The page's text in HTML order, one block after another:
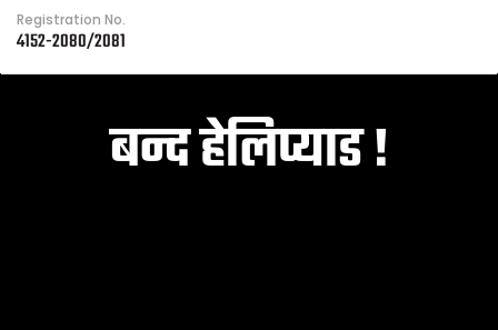
Registration No.
4152-2080/2081
बन्द हेलिप्याड !